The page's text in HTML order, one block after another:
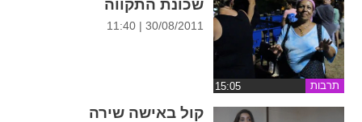
איפוס
כל
השארת
משוב
תרבות
שכונת התקווה
30/08/2011 | 11:40
קול באישה שירה